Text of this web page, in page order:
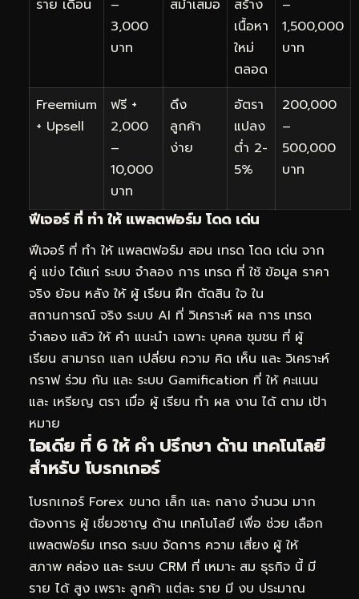
ราย เดือน
–
3,000
บาท
สม่ำเสมอ
สร้าง
เนื้อหา
ใหม่
ตลอด
–
1,500,000
บาท
Freemium
+ Upsell
ฟรี +
2,000
–
10,000
บาท
ดึง
ลูกค้า
ง่าย
อัตรา
แปลง
ต่ำ 2-
5%
200,000
–
500,000
บาท
ฟีเจอร์ ที่ ทำ ให้ แพลตฟอร์ม โดด เด่น
ฟีเจอร์ ที่ ทำ ให้ แพลตฟอร์ม สอน เทรด โดด เด่น จาก
คู่ แข่ง ได้แก่ ระบบ จำลอง การ เทรด ที่ ใช้ ข้อมูล ราคา
จริง ย้อน หลัง ให้ ผู้ เรียน ฝึก ตัดสิน ใจ ใน
สถานการณ์ จริง ระบบ AI ที่ วิเคราะห์ ผล การ เทรด
จำลอง แล้ว ให้ คำ แนะนำ เฉพาะ บุคคล ชุมชน ที่ ผู้
เรียน สามารถ แลก เปลี่ยน ความ คิด เห็น และ วิเคราะห์
กราฟ ร่วม กัน และ ระบบ Gamification ที่ ให้ คะแนน
และ เหรียญ ตรา เมื่อ ผู้ เรียน ทำ ผล งาน ได้ ตาม เป้า
หมาย
ไอเดีย ที่ 6 ให้ คำ ปรึกษา ด้าน เทคโนโลยี
สำหรับ โบรกเกอร์
โบรกเกอร์ Forex ขนาด เล็ก และ กลาง จำนวน มาก
ต้องการ ผู้ เชี่ยวชาญ ด้าน เทคโนโลยี เพื่อ ช่วย เลือก
แพลตฟอร์ม เทรด ระบบ จัดการ ความ เสี่ยง ผู้ ให้
สภาพ คล่อง และ ระบบ CRM ที่ เหมาะ สม ธุรกิจ นี้ มี
ราย ได้ สูง เพราะ ลูกค้า แต่ละ ราย มี งบ ประมาณ